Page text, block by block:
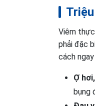
Viêm
phải đặc
cách
Ợ
bụng